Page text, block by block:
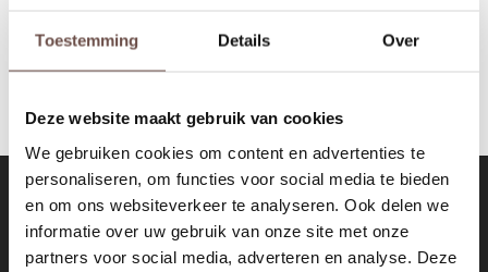
Toestemming Details Over
Deze website maakt gebruik van cookies
We gebruiken cookies om content en advertenties te
personaliseren, om functies voor social media te bieden
en om ons websiteverkeer te analyseren. Ook delen we
informatie over uw gebruik van onze site met onze
partners voor social media, adverteren en analyse. Deze
T-shirts
Accessoires
Rokken
Tassen
Joggers
Pullovers
Schoenen
Accessoires
Geen producten gevonden!...
Nieuwsbrief
Ontvang de laatste updates, nieuws en aanbiedingen via email